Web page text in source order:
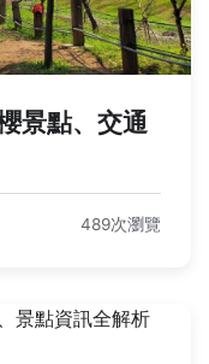
景點、交通
489次瀏覽